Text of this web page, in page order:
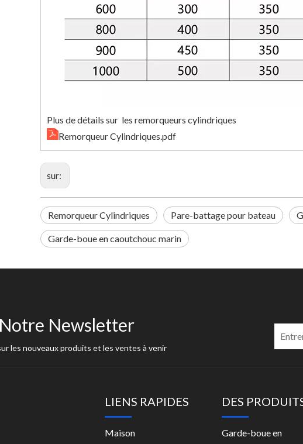
Plus de détails sur les remorqueurs cylindriques
Remorqueur Cylindriques.pdf
sur:
Remorqueur Cylindriques Pare-battage pour bateau
Garde-boue en caoutchouc marin
Newsletter
les nouveaux produits et les ventes à venir
LIENS RAPIDES
Maison
DES
Garde-boue en